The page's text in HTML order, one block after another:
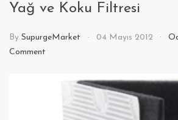
Yağ ve Koku Filtresi
By SupurgeMarket 04 Mayıs 2012
Comment
Gösteren
Aspiratör